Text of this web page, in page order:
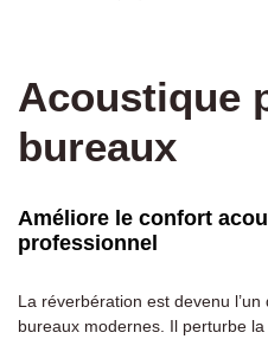
Acoustique
bureaux
Améliore le confort
professionnel
La réverbération est devenu
bureaux modernes. Il perturbe